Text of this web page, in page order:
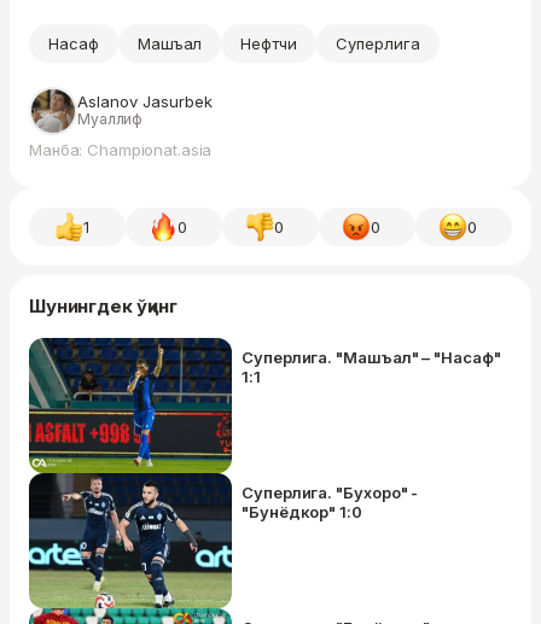
Насаф Машъал Нефтчи Суперлига
Aslanov Jasurbek
Муаллиф
Манба: Championat.asia
1 0 0 0 0
Шунингдек ўқинг
Суперлига. "Машъал" – "Насаф"
1:1
Суперлига. "Бухоро" -
"Бунёдкор" 1:0